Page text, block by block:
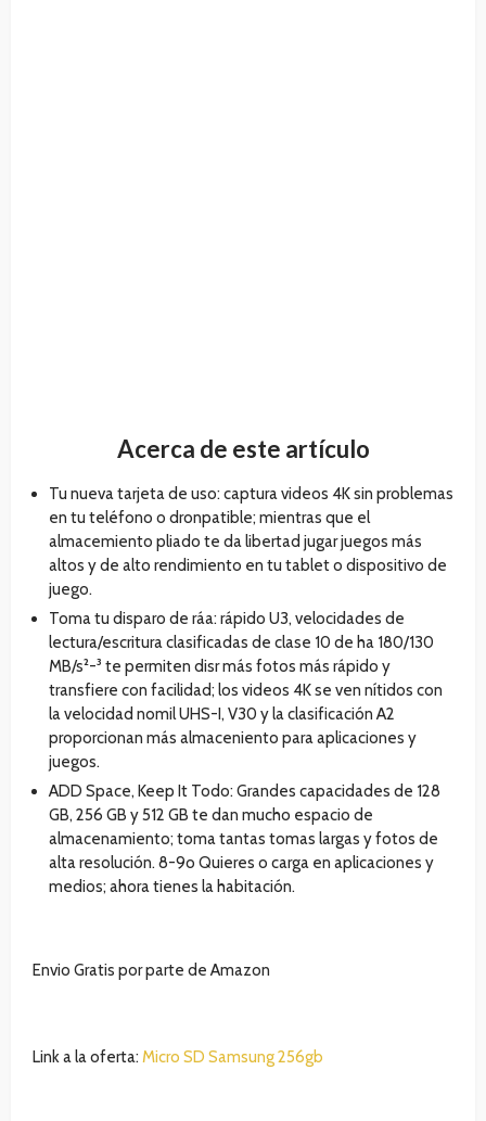
Acerca de este artículo
Tu nueva tarjeta de uso: captura videos 4K sin problemas
en tu teléfono o dronpatible; mientras que el
almacemiento pliado te da libertad jugar juegos más
altos y de alto rendimiento en tu tablet o dispositivo de
juego.
Toma tu disparo de ráa: rápido U3, velocidades de
lectura/escritura clasificadas de clase 10 de ha 180/130
MB/s²-³ te permiten disr más fotos más rápido y
transfiere con facilidad; los videos 4K se ven nítidos con
la velocidad nomil UHS-I, V30 y la clasificación A2
proporcionan más almaceniento para aplicaciones y
juegos.
ADD Space, Keep It Todo: Grandes capacidades de 128
GB, 256 GB y 512 GB te dan mucho espacio de
almacenamiento; toma tantas tomas largas y fotos de
alta resolución. 8-9o Quieres o carga en aplicaciones y
medios; ahora tienes la habitación.
Envio Gratis por parte de Amazon
Link a la oferta: Micro SD Samsung 256gb